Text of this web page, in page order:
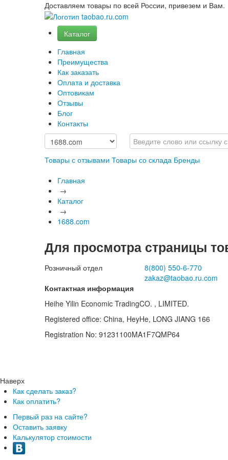
Доставляем товары по всей России, привезем и Вам.
Каталог
Главная
Преимущества
Как заказать
Оплата и доставка
Оптовикам
Отзывы
Блог
Контакты
Товары с отзывами Товары со склада Бренды
Главная
→
Каталог
→
1688.com
Для просмотра страницы
Розничный отдел 8(800) 550-6-770
zakaz@taobao.ru.com
Контактная информация
Heihe Yilin Economic TradingCO. , LIMITED.
Registered office: China, HeyHe, LONG JIANG 166
Registration No: 91231100MA1F7QMP64
Наверх
Как сделать заказ?
Как оплатить?
Первый раз на сайте?
Оставить заявку
Калькулятор стоимости